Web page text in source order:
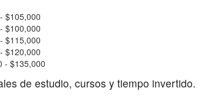
$105,000
$100,000
$115,000
$120,000
- $135,000
de estudio, cursos y tiempo invertido.